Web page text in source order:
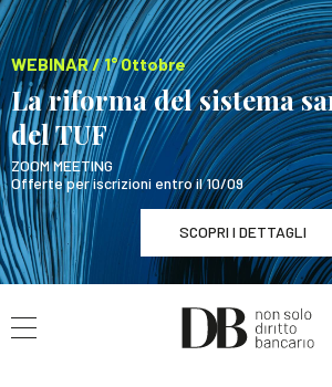
WEBINAR / 1° Ottobre
La riforma del sistema
del TUF
ZOOM MEETING
Offerte per iscrizioni entro il 10/09
SCOPRI I DETTAGLI
WEBINAR / 1° Ottobre
La riforma del sistema